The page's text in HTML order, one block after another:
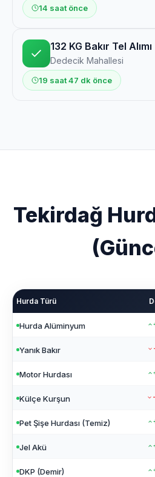
14 saat önce
132 KG Bakır Tel Alımı
Dedecik Mahallesi
19 saat 47 dk önce
Tekirdağ
Hurda Türü
Hurda Alüminyum
Yanık Bakır
Motor Hurdası
Külçe Kurşun
Pet Şişe Hurdası (Temiz)
Jel Akü
DKP (Demir)